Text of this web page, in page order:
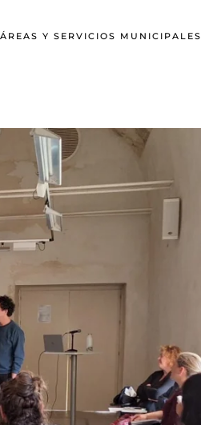
ÁREAS Y SERVICIOS MUNICIPALES